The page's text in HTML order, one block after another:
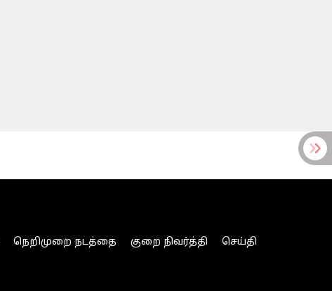
நெறிமுறை நடத்தை குறை நிவர்த்தி
செய்தி